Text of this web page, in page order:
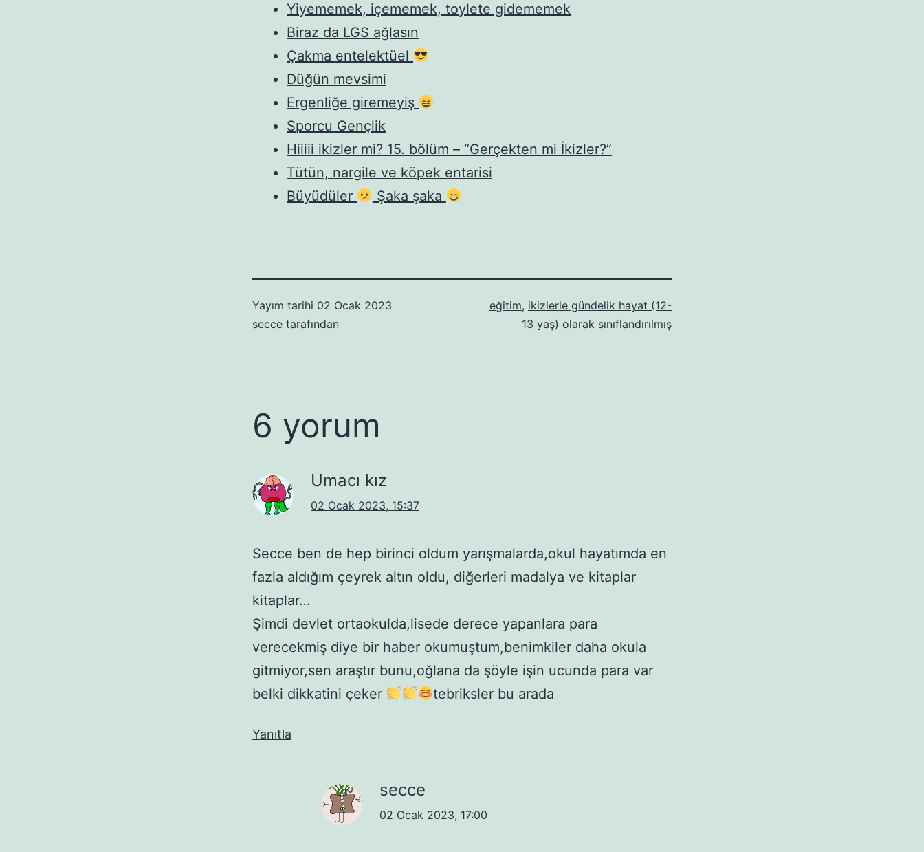
Yiyememek, içememek, toylete gidememek
Biraz da LGS ağlasın
Çakma entelektüel
Düğün mevsimi
Ergenliğe giremeyiş
Sporcu Gençlik
Hiiiii ikizler mi? 15. bölüm – “Gerçekten mi İkizler?”
Tütün, nargile ve köpek entarisi
Büyüdüler
Şaka şaka
Yayım tarihi 02 Ocak 2023
secce tarafından
eğitim, ikizlerle gündelik hayat (12-
13 yaş) olarak sınıflandırılmış
6 yorum
Umacı kız
02 Ocak 2023, 15:37
Secce ben de hep birinci oldum yarışmalarda,okul hayatımda en
fazla aldığım çeyrek altın oldu, diğerleri madalya ve kitaplar
kitaplar…
Şimdi devlet ortaokulda,lisede derece yapanlara para
verecekmiş diye bir haber okumuştum,benimkiler daha okula
gitmiyor,sen araştır bunu,oğlana da şöyle işin ucunda para var
belki dikkatini çeker
tebriksler bu arada
Yanıtla
secce
02 Ocak 2023, 17:00